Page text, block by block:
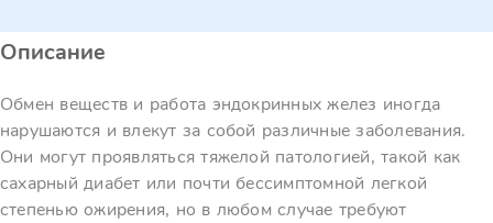
Описание
Обмен веществ и работа эндокринных желез иногда
нарушаются и влекут за собой различные заболевания.
Они могут проявляться тяжелой патологией, такой как
сахарный диабет или почти бессимптомной легкой
степенью ожирения, но в любом случае требуют